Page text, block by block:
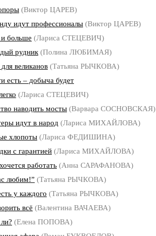
(Виктор ЦАРЕВ)
идут профессионалы (Виктор ЦАРЕВ)
больше (Лариса СТЕЦЕВИЧ)
рудник (Полина ЛЮБИМАЯ)
великанов (Татьяна РЫЧКОВА)
есть – добыча будет
(Лариса СТЕЦЕВИЧ)
наводить мосты (Варвара СОСНОВСКАЯ)
идут в народ (Лариса МИХАЙЛОВА)
хлопоты (Лариса ФЕДИШИНА)
с гарантией (Лариса МИХАЙЛОВА)
работать (Анна САРАФАНОВА)
любим!” (Татьяна РЫЧКОВА)
у каждого (Татьяна РЫЧКОВА)
всё (Валентина ВАЧАЕВА)
(Елена ПОПОВА)